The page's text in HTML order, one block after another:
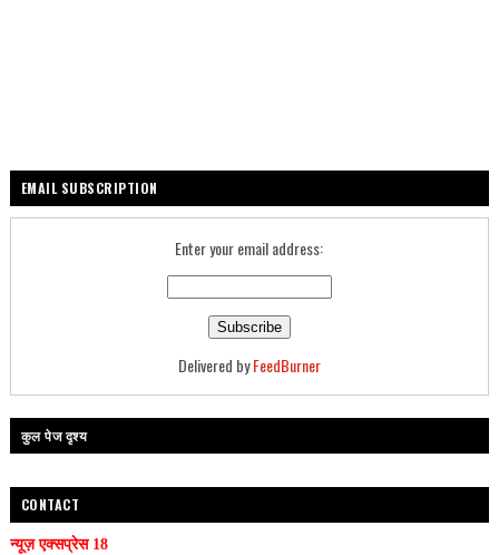
EMAIL SUBSCRIPTION
Enter your email address:
Delivered byFeedBurner
कुल पेज दृश्य
CONTACT
न्यूज़ एक्सप्रेस 18